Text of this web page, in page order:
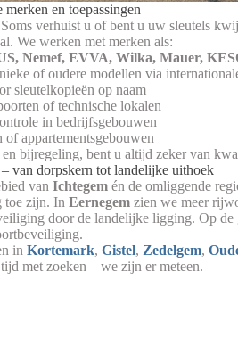
en toepassingen
verhuist u of bent u uw sleutels
We werken met merken als:
Nemef, EVVA, Wilka, Mauer,
of oudere modellen via
sleutelkopieën op naam
of technische lokalen
in bedrijfsgebouwen
appartementsgebouwen
bijregeling, bent u altijd zeker van
van dorpskern tot landelijke uithoek
van Ichtegem én de omliggende
toe zijn. In Eernegem zien we meer
door de landelijke ligging. Op de
in Kortemark, Gistel, Zedelgem,
met zoeken – we zijn er meteen.